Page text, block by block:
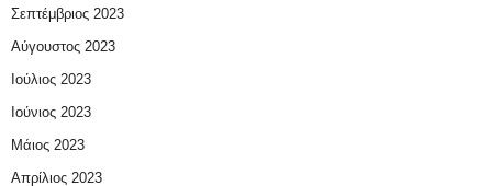
Σεπτέμβριος 2023
Αύγουστος 2023
Ιούλιος 2023
Ιούνιος 2023
Μάιος 2023
Απρίλιος 2023